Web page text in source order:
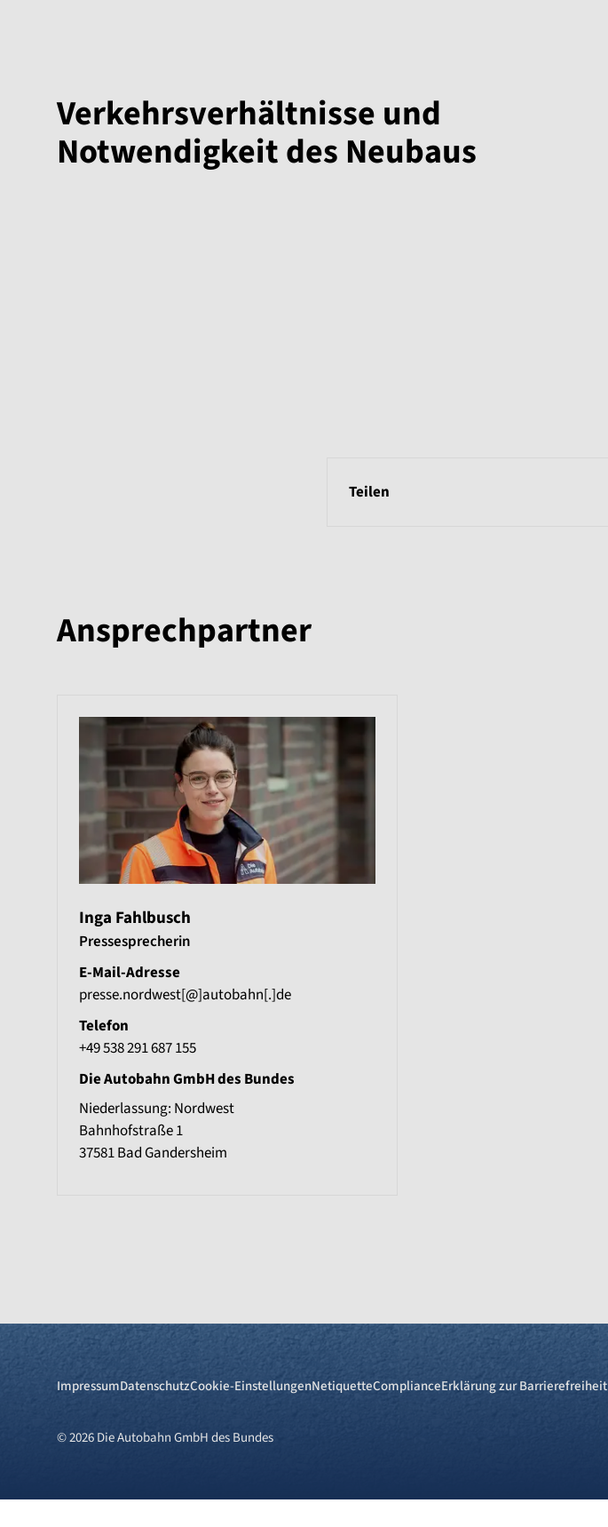
Verkehrsverhältnisse und
Notwendigkeit des Neubaus
Teilen
Ansprechpartner
Inga Fahlbusch
Pressesprecherin
E-Mail-Adresse
presse.nordwest[@]autobahn[.]de
Telefon
+49 538 291 687 155
Die Autobahn GmbH des Bundes
Niederlassung: Nordwest
Bahnhofstraße 1
37581Bad Gandersheim
ImpressumDatenschutzCookie-EinstellungenNetiquetteComplianceErklärung zur Barrierefreiheit
© 2026 Die Autobahn GmbH des Bundes